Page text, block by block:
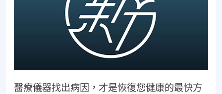
醫療儀器找出病因，才是恢復您健康的最快方